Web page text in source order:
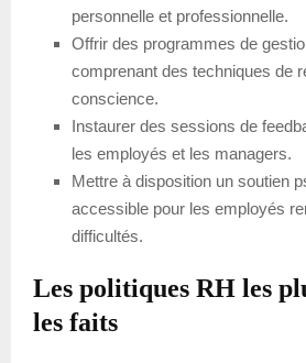
personnelle et professionnelle.
Offrir des programmes de
comprenant des techniques de
conscience.
Instaurer des sessions de
les employés et les managers.
Mettre à disposition un soutien
accessible pour les employés
difficultés.
Les politiques RH les
les faits